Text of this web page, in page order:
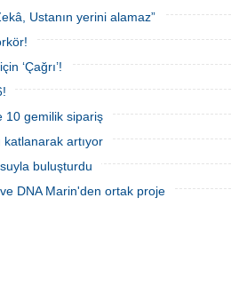
Ustanın yerini alamaz”
‘Çağrı’!
10 gemilik sipariş
katlanarak artıyor
buluşturdu
DNA Marin'den ortak proje